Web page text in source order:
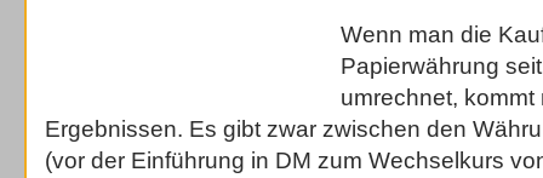
Wenn man die
Papierwährung
umrechnet,
Ergebnissen. Es gibt zwar zwischen den
(vor der Einführung in DM zum Wechselkurs